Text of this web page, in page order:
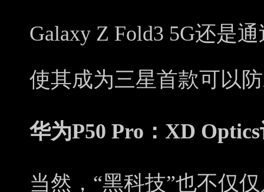
Galaxy Z Fold3 5G还是
使其成为三星首款可以
华为P50 Pro：XD
当然，“黑科技”也不仅